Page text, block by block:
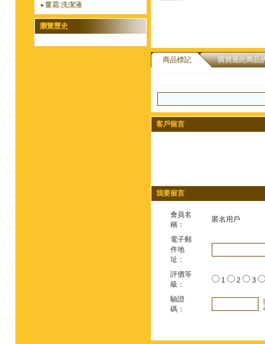
薑霜.洗潔液
瀏覽歷史
商品標記 購買過此商品
客戶留言
我要留言
會員名
稱：
匿名用戶
電子郵
件地
址：
評價等
級：
1 2 3
驗證
碼：